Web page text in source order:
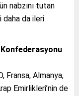
nabzını tutan
daha da ileri
Fransa, Almanya,
Emirlikleri’nin de